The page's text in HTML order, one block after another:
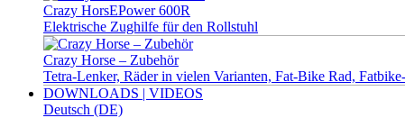
Crazy HorsEPower 600R
Elektrische Zughilfe für den Rollstuhl
Crazy Horse – Zubehör
Tetra-Lenker, Räder in vielen Varianten, Fat-Bike Rad,
DOWNLOADS | VIDEOS
Deutsch (DE)